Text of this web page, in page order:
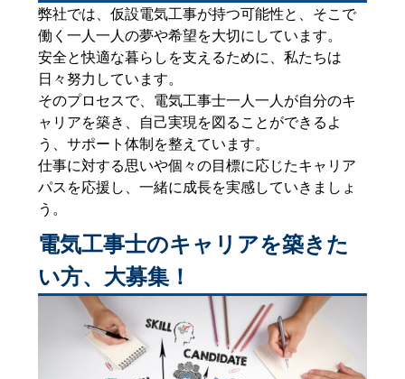
弊社では、仮設電気工事が持つ可能性と、そこで
働く一人一人の夢や希望を大切にしています。
安全と快適な暮らしを支えるために、私たちは
日々努力しています。
そのプロセスで、電気工事士一人一人が自分のキ
ャリアを築き、自己実現を図ることができるよ
う、サポート体制を整えています。
仕事に対する思いや個々の目標に応じたキャリア
パスを応援し、一緒に成長を実感していきましょ
う。
電気工事士のキャリアを築きた
い方、大募集！